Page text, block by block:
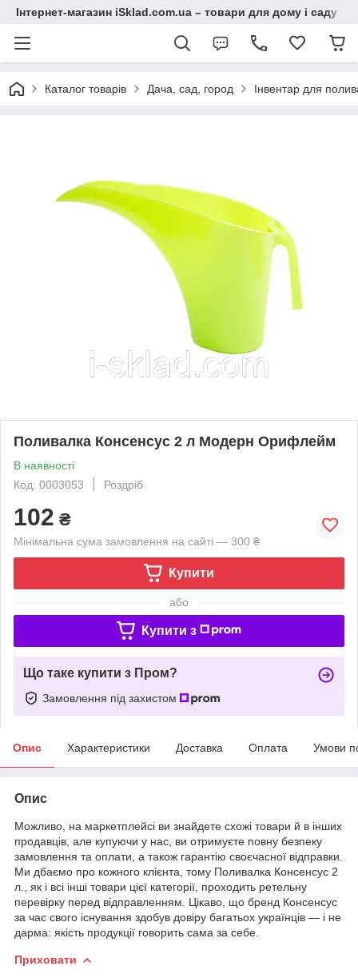
Інтернет-магазин iSklad.com.ua – товари для дому і саду
Каталог товарів Дача, сад, город Інвентар для
Поливалка Консенсус 2 л Модерн Орифлейм
В наявності
Код: 0003053
Роздріб
102 ₴
Мінімальна сума замовлення на сайті — 300 ₴
Купити
або
Купити з
Що таке купити з Пром?
Замовлення під захистом
Опис Характеристики Доставка Оплата Умови
Опис
Можливо, на маркетплейсі ви знайдете схожі товари й в інших
продавців, але купуючи у нас, ви отримуєте повну безпеку
замовлення та оплати, а також гарантію своєчасної відправки.
Ми дбаємо про кожного клієнта, тому Поливалка Консенсус 2
л., як і всі інші товари цієї категорії, проходить ретельну
перевірку перед відправленням. Цікаво, що бренд Консенсус
за час свого існування здобув довіру багатьох українців — і не
дарма: якість продукції говорить сама за себе.
Приховати